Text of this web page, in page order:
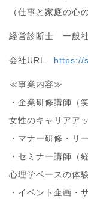
（仕事と家庭の心
経営診断士 一般
会社URL https://
≪事業内容≫
・企業研修講師（
女性のキャリアア
・マナー研修・リ
・セミナー講師（
心理学ベースの体
・イベント企画